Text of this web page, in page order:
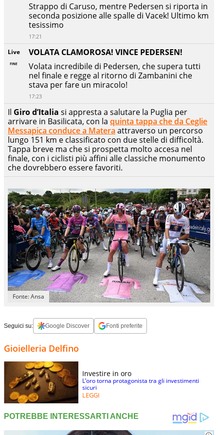
Live
VOLATA CLAMOROSA! VINCE PEDERSEN!
Volata incredibile di Pedersen, che supera tutti
nel finale e regge al ritorno di Zambanini che
stava per fare un miracolo!
17:23
Strappo di Caruso, mentre Pedersen si riporta in
seconda posizione alle spalle di Vacek! Ultimo km
tesissimo
17:21
Il Giro d’Italia si appresta a salutare la Puglia per
arrivare in Basilicata, con la quinta tappa che da Ceglie
Messapica conduce a Matera attraverso un percorso
lungo 151 km e classificato con due stelle di difficoltà.
Tappa breve ma che si prospetta molto accesa nel
finale, con i ciclisti più affini alle classiche monumento
che dovrebbero essere favoriti.
Fonte: Ansa
Seguici su: Google Discover Fonti preferite
Gioielleria Delfino
Investire in oro
L’oro torna protagonista tra gli investimenti
sicuri
LEGGI